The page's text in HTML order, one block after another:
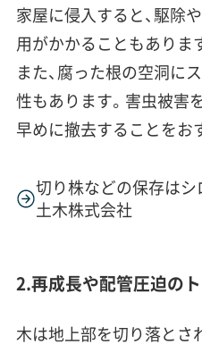
家屋に侵入すると、駆除
用がかかることもありま
また、腐った根の空洞に
性もあります。害虫被害
早めに撤去することをお
切り株などの保存は
土木株式会社
2.再成長や配管圧迫の
木は地上部を切り落とさ